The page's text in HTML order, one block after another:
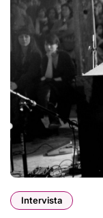
Intervista